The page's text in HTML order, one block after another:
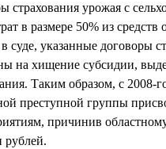
урожая с
в размере 50% из средств
указанные договоры
на хищение субсидии,
Таким образом, с 2008-
преступной группы
причинив